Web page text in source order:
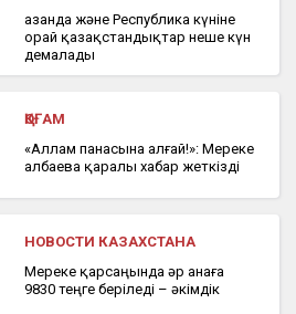
Қазанда және Республика күніне
орай қазақстандықтар неше күн
демалады
ҚОҒАМ
«Аллам панасына алғай!»: Мереке
Қалбаева қаралы хабар жеткізді
НОВОСТИ КАЗАХСТАНА
Мереке қарсаңында әр анаға
9830 теңге беріледі – әкімдік